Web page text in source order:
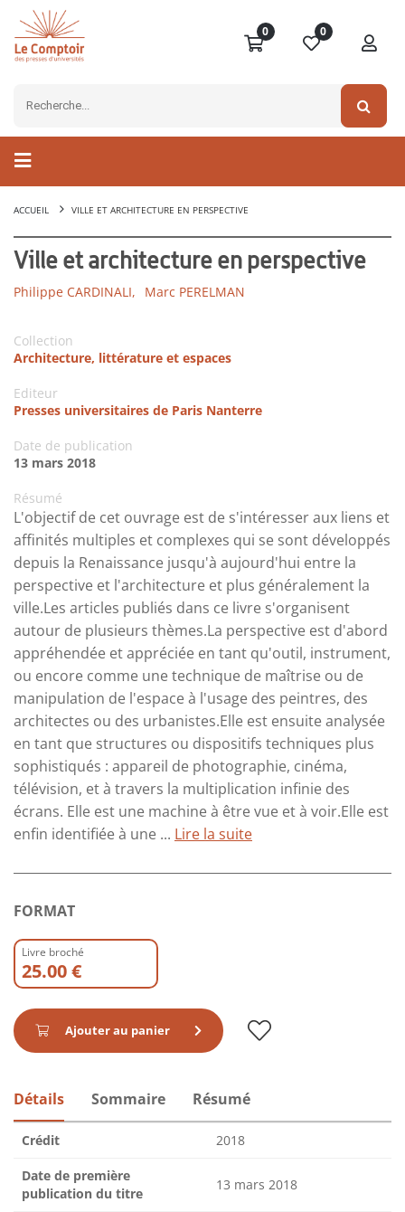
0 0
ACCUEIL VILLE ET ARCHITECTURE EN PERSPECTIVE
Ville et architecture en perspective
Philippe CARDINALI, Marc PERELMAN
Collection
Architecture, littérature et espaces
Editeur
Presses universitaires de Paris Nanterre
Date de publication
13 mars 2018
Résumé
L'objectif de cet ouvrage est de s'intéresser aux liens et
affinités multiples et complexes qui se sont développés
depuis la Renaissance jusqu'à aujourd'hui entre la
perspective et l'architecture et plus généralement la
ville.Les articles publiés dans ce livre s'organisent
autour de plusieurs thèmes.La perspective est d'abord
appréhendée et appréciée en tant qu'outil, instrument,
ou encore comme une technique de maîtrise ou de
manipulation de l'espace à l'usage des peintres, des
architectes ou des urbanistes.Elle est ensuite analysée
en tant que structures ou dispositifs techniques plus
sophistiqués : appareil de photographie, cinéma,
télévision, et à travers la multiplication infinie des
écrans. Elle est une machine à être vue et à voir.Elle est
enfin identifiée à une ... Lire la suite
FORMAT
Livre broché
25.00 €
Ajouter au panier
Détails Sommaire Résumé
Crédit 2018
Date de première
publication du titre
13 mars 2018